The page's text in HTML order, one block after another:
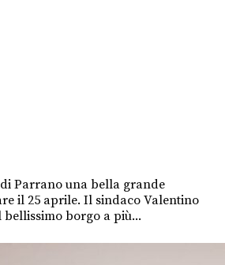
Parrano una bella grande
il 25 aprile. Il sindaco Valentino
borgo a più...